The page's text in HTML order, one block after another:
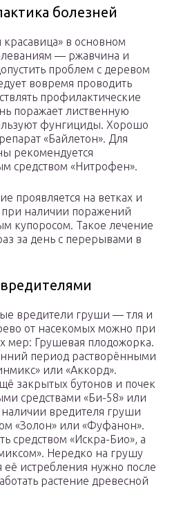
болезней
красавица» в основном
— ржавчина и
проблем с деревом
вовремя проводить
профилактические
поражает лиственную
фунгициды. Хорошо
«Байлетон». Для
рекомендуется
средством «Нитрофен».
проявляется на ветках и
наличии поражений
купоросом. Такое лечение
за день с перерывами в
вредители груши — тля и
от насекомых можно при
мер: Грушевая плодожорка.
период растворёнными
или «Аккорд».
закрытых бутонов и почек
средствами «Би-58» или
вредителя груши
«Золон» или «Фуфанон».
средством «Искра-Био», а
Нередко на грушу
её истребления нужно после
растение древесной